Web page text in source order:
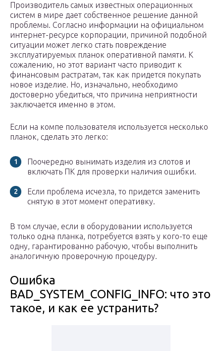
Производитель самых известных операционных
систем в мире дает собственное решение данной
проблемы. Согласно информации на официальном
интернет-ресурсе корпорации, причиной подобной
ситуации может легко стать повреждение
эксплуатируемых планок оперативной памяти. К
сожалению, но этот вариант часто приводит к
финансовым растратам, так как придется покупать
новое изделие. Но, изначально, необходимо
достоверно убедиться, что причина неприятности
заключается именно в этом.
Если на компе пользователя используется несколько
планок, сделать это легко:
Поочередно вынимать изделия из слотов и
включать ПК для проверки наличия ошибки.
Если проблема исчезла, то придется заменить
снятую в этот момент оперативку.
В том случае, если в оборудовании используется
только одна планка, потребуется взять у кого-то еще
одну, гарантированно рабочую, чтобы выполнить
аналогичную проверочную процедуру.
Ошибка
BAD_SYSTEM_CONFIG_INFO: что это
такое, и как ее устранить?